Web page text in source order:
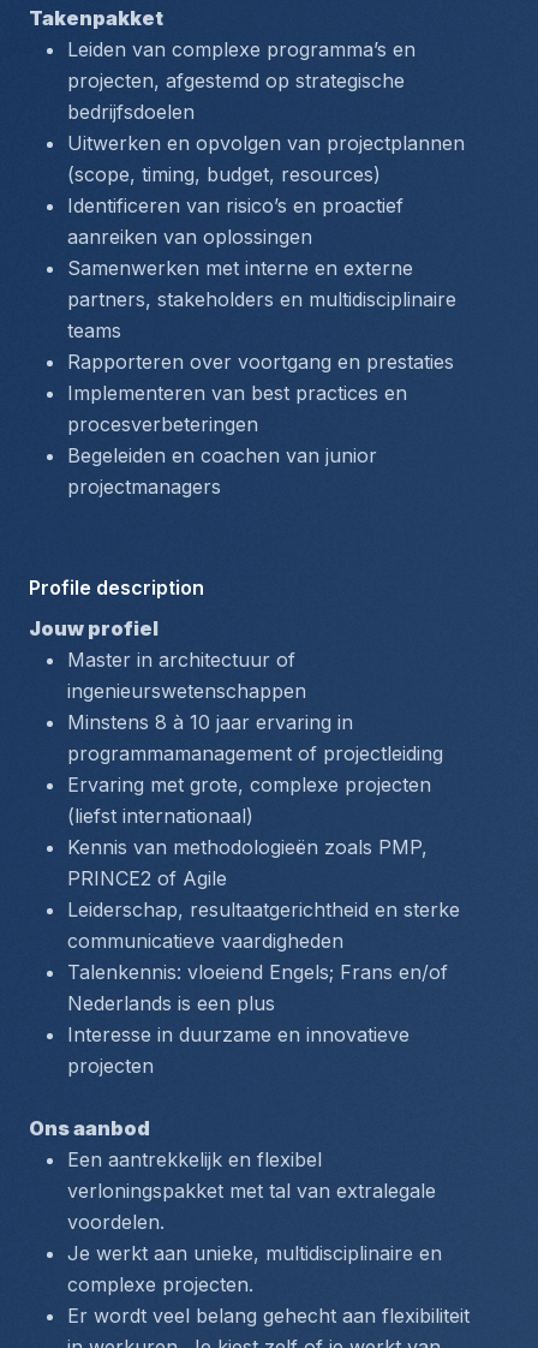
Takenpakket
Leiden van complexe programma’s en
projecten, afgestemd op strategische
bedrijfsdoelen
Uitwerken en opvolgen van projectplannen
(scope, timing, budget, resources)
Identificeren van risico’s en proactief
aanreiken van oplossingen
Samenwerken met interne en externe
partners, stakeholders en multidisciplinaire
teams
Rapporteren over voortgang en prestaties
Implementeren van best practices en
procesverbeteringen
Begeleiden en coachen van junior
projectmanagers
Profile description
Jouw profiel
Master in architectuur of
ingenieurswetenschappen
Minstens 8 à 10 jaar ervaring in
programmamanagement of projectleiding
Ervaring met grote, complexe projecten
(liefst internationaal)
Kennis van methodologieën zoals PMP,
PRINCE2 of Agile
Leiderschap, resultaatgerichtheid en sterke
communicatieve vaardigheden
Talenkennis: vloeiend Engels; Frans en/of
Nederlands is een plus
Interesse in duurzame en innovatieve
projecten
Ons aanbod
Een aantrekkelijk en flexibel
verloningspakket met tal van extralegale
voordelen.
Je werkt aan unieke, multidisciplinaire en
complexe projecten.
Er wordt veel belang gehecht aan flexibiliteit